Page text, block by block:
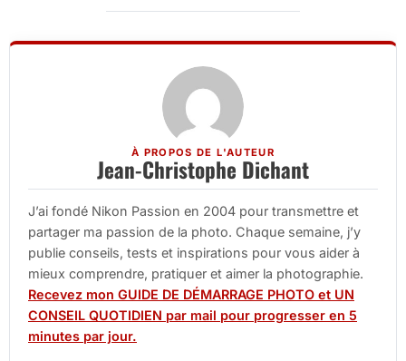
À PROPOS DE L'AUTEUR
Jean-Christophe Dichant
J’ai fondé Nikon Passion en 2004 pour transmettre et
partager ma passion de la photo. Chaque semaine, j’y
publie conseils, tests et inspirations pour vous aider à
mieux comprendre, pratiquer et aimer la photographie.
Recevez mon GUIDE DE DÉMARRAGE PHOTO et UN
CONSEIL QUOTIDIEN par mail pour progresser en 5
minutes par jour.